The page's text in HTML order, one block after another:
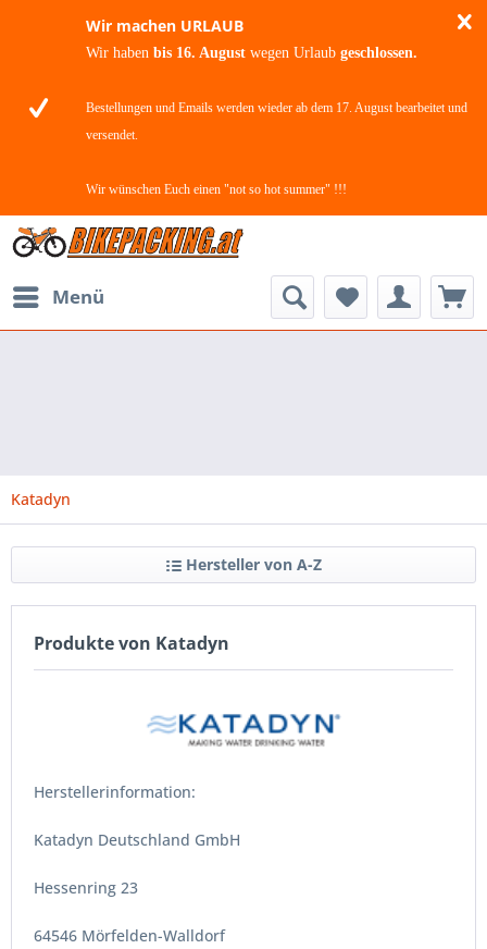
Wir machen URLAUB
Wir haben bis 16. August wegen Urlaub geschlossen.
Bestellungen und Emails werden wieder ab dem 17. August bearbeitet und
versendet.
Wir wünschen Euch einen "not so hot summer" !!!
Menü
Katadyn
Hersteller von A-Z
Produkte von Katadyn
Herstellerinformation:
Katadyn Deutschland GmbH
Hessenring 23
64546 Mörfelden-Walldorf